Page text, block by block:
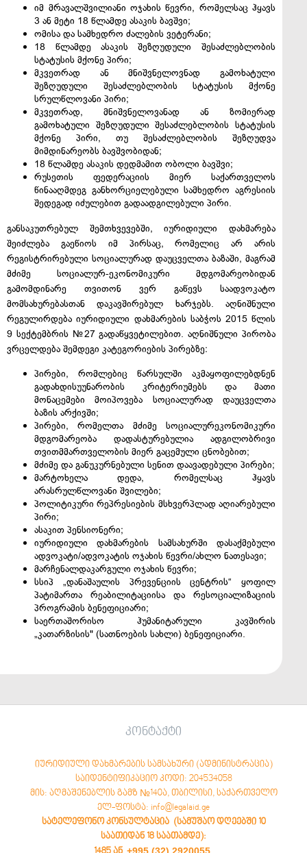
იმ მრავალშვილიანი ოჯახის წევრი, რომელსაც ჰყავს
3 ან მეტი 18 წლამდე ასაკის ბავშვი;
ომისა და სამხედრო ძალების ვეტერანი;
18 წლამდე ასაკის შეზღუდული შესაძლებლობის
სტატუსის მქონე პირი;
მკვეთრად ან მნიშვნელოვნად გამოხატული
შეზღუდული შესაძლებლობის სტატუსის მქონე
სრულწლოვანი პირი;
მკვეთრად, მნიშვნელოვანად ან ზომიერად
გამოხატული შეზღუდული შესაძლებლობის სტატუსის
მქონე პირი, თუ შესაძლებლობის შეზღუდვა
მიმდინარეობს ბავშვობიდან;
18 წლამდე ასაკის დედმამით ობოლი ბავშვი;
რუსეთის ფედერაციის მიერ საქართველოს
წინააღმდეგ განხორციელებული სამხედრო აგრესიის
შედეგად იძულებით გადაადგილებული პირი.
განსაკუთრებულ შემთხვევებში, იურიდიული დახმარება
შეიძლება გაეწიოს იმ პირსაც, რომელიც არ არის
რეგისტრირებული სოციალურად დაუცველთა ბაზაში, მაგრამ
მძიმე სოციალურ-ეკონომიკური მდგომარეობიდან
გამომდინარე თვითონ ვერ გაწევს საადვოკატო
მომსახურებასთან დაკავშირებულ ხარჯებს. აღნიშნული
რეგულირდება იურიდიული დახმარების საბჭოს 2015 წლის
9 სექტემბრის №27 გადაწყვეტილებით. აღნიშნული პირობა
ვრცელდება შემდეგი კატეგორიების პირებზე:
პირები, რომლებიც წარსულში აკმაყოფილებდნენ
გადახდისუუნარობის კრიტერიუმებს და მათი
მონაცემები მოიპოვება სოციალურად დაუცველთა
ბაზის არქივში;
პირები, რომელთა მძიმე სოციალურეკონომიკური
მდგომარეობა დადასტურებულია ადგილობრივი
თვითმმართველობის მიერ გაცემული ცნობებით;
მძიმე და განუკურნებული სენით დაავადებული პირები;
მარტოხელა დედა, რომელსაც ჰყავს
არასრულწლოვანი შვილები;
პოლიტიკური რეპრესიების მსხვერპლად აღიარებული
პირი;
ასაკით პენსიონერი;
იურიდიული დახმარების სამსახურში დასაქმებული
ადვოკატი/ადვოკატის ოჯახის წევრი/ახლო ნათესავი;
მარჩენალდაკარგული ოჯახის წევრი;
სსიპ „დანაშაულის პრევენციის ცენტრის“ ყოფილ
პატიმართა რეაბილიტაციისა და რესოციალიზაციის
პროგრამის ბენეფიციარი;
საერთაშორისო ჰუმანიტარული კავშირის
„კათარზისის" (სათნოების სახლი) ბენეფიციარი.
კონტაქტი
იურიდიული დახმარების სამსახური (ადმინისტრაცია)
საიდენტიფიკაციო კოდი: 204534058
მის: აღმაშენებლის გამზ №140ა, თბილისი, საქართველო
ელ-ფოსტა: info@legalaid.ge
სატელეფონო კონსულტაცია (სამუშაო დღეებში 10
საათიდან 18 საათამდე):
+995 (32) 2920055